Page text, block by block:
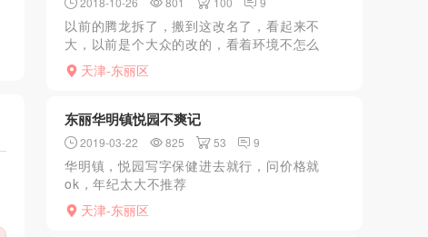
以前的腾龙拆了，搬到这改名了，看起来不
大，以前是个大众的改的，看着环境不怎么
样，搬过来第一次来，不像以前了真是一年不
如一年，人越来越少，都是超熟的素颜，偶尔
天津-东丽区
东丽华明镇悦园不爽记
2019-03-22 825 53 9
华明镇，悦园写字保健进去就行，问价格就
ok，年纪太大不推荐
天津-东丽区